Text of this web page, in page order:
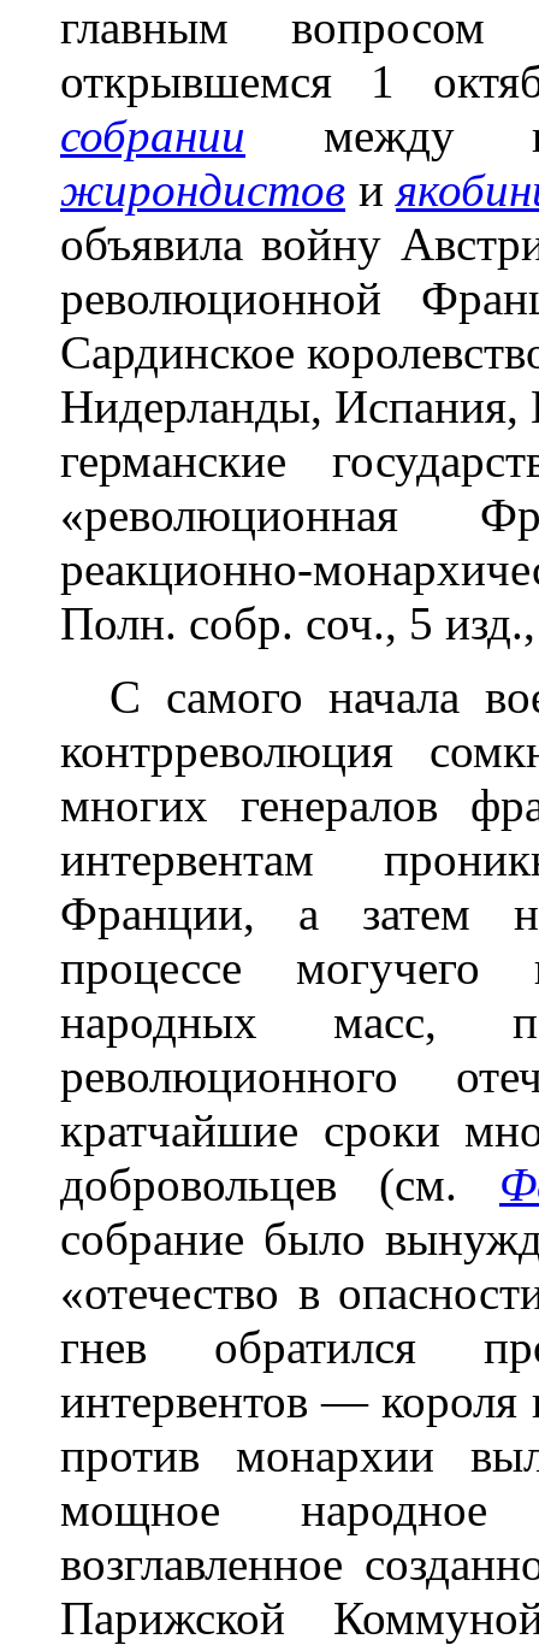
главным вопросом
открывшемся 1
собрании между
жирондистов и
объявила войну
революционной
Сардинское
Нидерланды, Испания,
германские
«революционная
реакционно-
Полн. собр. соч., 5
С самого начала
контрреволюция
многих генералов
интервентам
Франции, а затем
процессе могучего
народных масс,
революционного
кратчайшие сроки
добровольцев (см.
собрание было
«отечество в
гнев обратился
интервентов —
против монархии
мощное
возглавленное
Парижской